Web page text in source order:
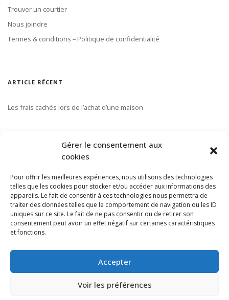
Gérer le consentement aux
cookies
Pour offrir les meilleures expériences, nous utilisons des technologies
telles que les cookies pour stocker et/ou accéder aux informations des
appareils. Le fait de consentir à ces technologies nous permettra de
traiter des données telles que le comportement de navigation ou les ID
uniques sur ce site. Le fait de ne pas consentir ou de retirer son
consentement peut avoir un effet négatif sur certaines caractéristiques
et fonctions.
Accepter
Voir les préférences
Trouver un courtier
Nous joindre
Termes & conditions – Politique de confidentialité
ARTICLE RÉCENT
Les frais cachés lors de l’achat d’une maison